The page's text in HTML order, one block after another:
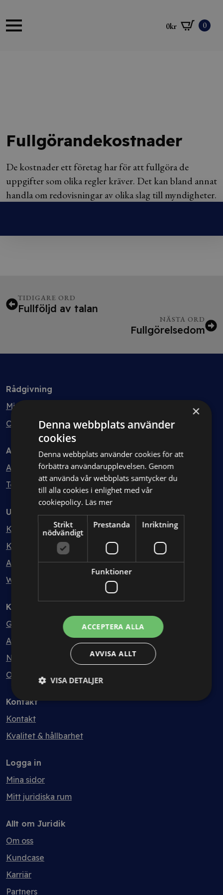
0kr 0
Fullgörandekostnader
De kostnader ett företag har för att fullgöra de
uppgifter som olika regler kräver. Det kan bland annat
handla om redovisningar av olika slag till myndigheter.
TIDIGARE ORD
Fullföljd av talan
NÄSTA ORD
Fullgörelsedom
Rådgivning
Min bolagsjurist
Ombud
Avtal
Avtalshantering
Testa kostnadsfritt
Utbildning
Kurser
Kurspaket
Abonnemang
Webbinarium
Kunskapsbank
Guider
Avtalsmallar
Nyheter
Ordlista
Kontakt
Kontakt
Kvalitet & hållbarhet
Logga in
Mina sidor
Mitt juridiska rum
Allt om Juridik
Om oss
Kundcase
Karriär
Partners
×
Denna webbplats använder
cookies
Denna webbplats använder cookies för att
förbättra användarupplevelsen. Genom
att använda vår webbplats samtycker du
till alla cookies i enlighet med vår
cookiepolicy. Läs mer
Strikt
nödvändigt
Prestanda Inriktning
Funktioner
ACCEPTERA ALLA
AVVISA ALLT
VISA DETALJER